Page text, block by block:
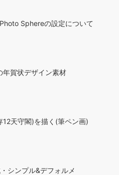
Sphereの設定について
年賀状デザイン素材
12天守閣)を描く(筆ペン画)
シンプル&デフォルメ